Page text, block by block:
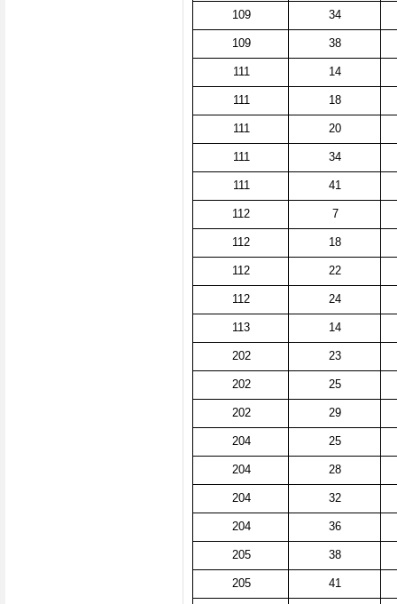
109 34
109 38
111 14
111 18
111 20
111 34
111 41
112 7
112 18
112 22
112 24
113 14
202 23
202 25
202 29
204 25
204 28
204 32
204 36
205 38
205 41